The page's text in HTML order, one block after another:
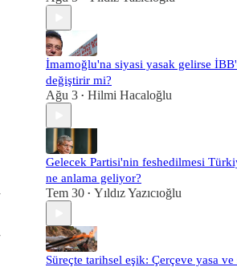
İmamoğlu'na siyasi yasak gelirse
değiştirir mi?
Ağu 3 • Hilmi Hacaloğlu
Gelecek Partisi'nin feshedilmesi
ne anlama geliyor?
Tem 30 • Yıldız Yazıcıoğlu
Süreçte tarihsel eşik: Çerçeve yasa ve